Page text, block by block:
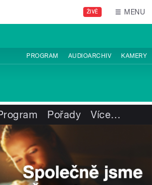
ŽIVĚ MENU
PROGRAM AUDIOARCHIV KAMERY
Pořady Více…